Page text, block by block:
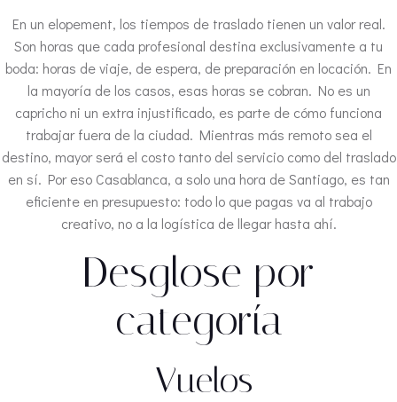
En un elopement, los tiempos de traslado tienen un valor real.
Son horas que cada profesional destina exclusivamente a tu
boda: horas de viaje, de espera, de preparación en locación. En
la mayoría de los casos, esas horas se cobran. No es un
capricho ni un extra injustificado, es parte de cómo funciona
trabajar fuera de la ciudad. Mientras más remoto sea el
destino, mayor será el costo tanto del servicio como del traslado
en sí. Por eso Casablanca, a solo una hora de Santiago, es tan
eficiente en presupuesto: todo lo que pagas va al trabajo
creativo, no a la logística de llegar hasta ahí.
Desglose por
categoría
️ Vuelos